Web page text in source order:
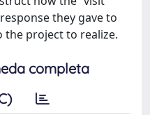
they gave to
project to realize.
completa